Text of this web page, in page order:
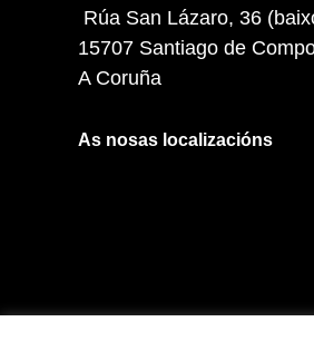
Rúa San Lázaro, 36
15707 Santiago de
A Coruña
As nosas localizacións